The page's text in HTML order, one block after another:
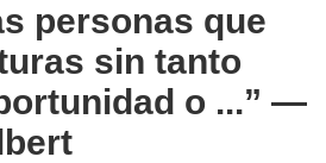
personas que
sin tanto
o ...” —